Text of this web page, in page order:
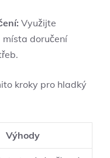
Využijte
místa doručení
kroky pro hladký
Výhody